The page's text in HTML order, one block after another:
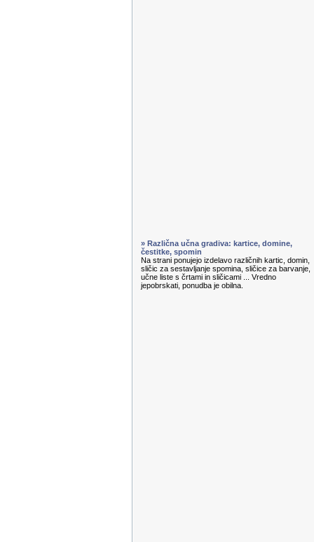
» Različna učna gradiva: kartice, domine,
čestitke, spomin
Na strani ponujejo izdelavo različnih kartic, domin,
sličic za sestavljanje spomina, sličice za barvanje,
učne liste s črtami in sličicami ... Vredno
jepobrskati, ponudba je obilna.